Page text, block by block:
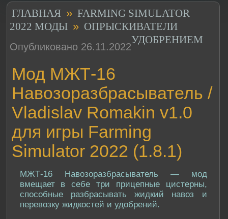
ГЛАВНАЯ » FARMING SIMULATOR
2022 МОДЫ » ОПРЫСКИВАТЕЛИ
УДОБРЕНИЕМ
Опубликовано 26.11.2022
Мод МЖТ-16
Навозоразбрасыватель /
Vladislav Romakin v1.0
для игры Farming
Simulator 2022 (1.8.1)
МЖТ-16 Навозоразбрасыватель — мод
вмещает в себе три прицепные цистерны,
способные разбрасывать жидкий навоз и
перевозку жидкостей и удобрений.